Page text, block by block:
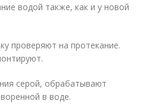
водой также, как и у новой
проверяют на протекание.
серой, обрабатывают
в воде.